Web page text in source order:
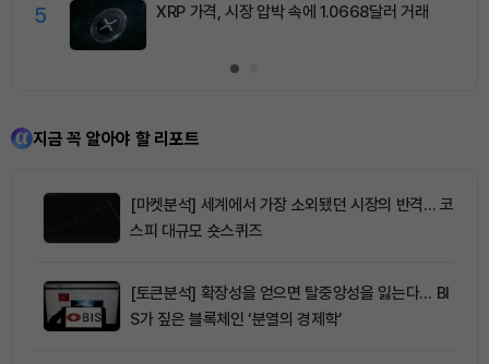
5 XRP 가격, 시장 압박 속에 1.0668달러 거래
지금 꼭 알아야 할 리포트
[마켓분석] 세계에서 가장 소외됐던 시장의 반격… 코
스피 대규모 숏스퀴즈
[토큰분석] 확장성을 얻으면 탈중앙성을 잃는다… BI
S가 짚은 블록체인 ‘분열의 경제학’